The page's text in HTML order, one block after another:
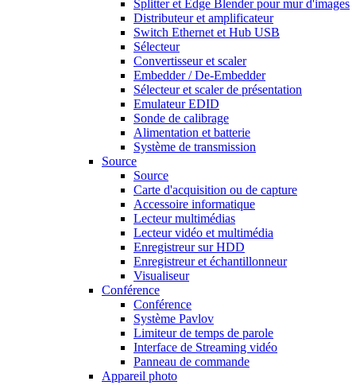
Splitter et Edge Blender pour mur d'images
Distributeur et amplificateur
Switch Ethernet et Hub USB
Sélecteur
Convertisseur et scaler
Embedder / De-Embedder
Sélecteur et scaler de présentation
Emulateur EDID
Sonde de calibrage
Alimentation et batterie
Système de transmission
Source
Source
Carte d'acquisition ou de capture
Accessoire informatique
Lecteur multimédias
Lecteur vidéo et multimédia
Enregistreur sur HDD
Enregistreur et échantillonneur
Visualiseur
Conférence
Conférence
Système Pavlov
Limiteur de temps de parole
Interface de Streaming vidéo
Panneau de commande
Appareil photo